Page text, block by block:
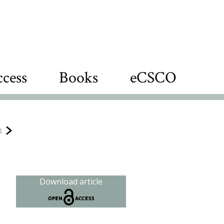
Books eCSCO
Download article